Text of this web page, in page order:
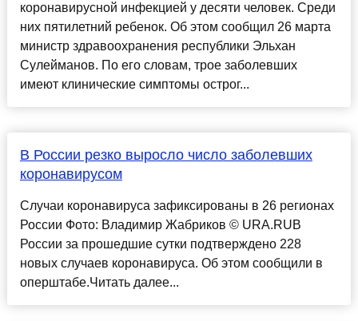
коронавирусной инфекцией у десяти человек. Среди
них пятилетний ребенок. Об этом сообщил 26 марта
министр здравоохранения республики Эльхан
Сулейманов. По его словам, трое заболевших
имеют клинические симптомы острог...
В России резко выросло число заболевших
коронавирусом
Случаи коронавируса зафиксированы в 26 регионах
России Фото: Владимир Жабриков © URA.RUВ
России за прошедшие сутки подтверждено 228
новых случаев коронавируса. Об этом сообщили в
оперштабе.Читать далее...